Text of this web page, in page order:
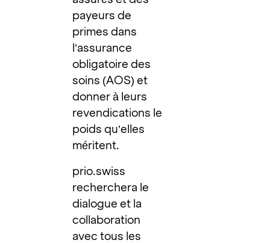
payeurs de
primes dans
l’assurance
obligatoire des
soins (AOS) et
donner à leurs
revendications le
poids qu’elles
méritent.
prio.swiss
recherchera le
dialogue et la
collaboration
avec tous les